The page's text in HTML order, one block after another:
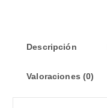
Descripción
Valoraciones (0)